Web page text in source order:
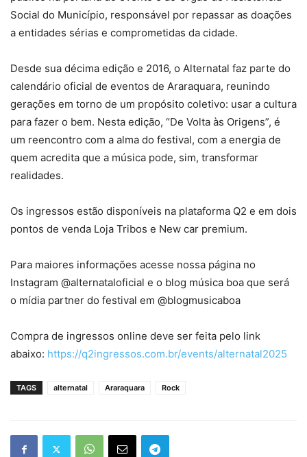
Social do Município, responsável por repassar as doações
a entidades sérias e comprometidas da cidade.
Desde sua décima edição e 2016, o Alternatal faz parte do
calendário oficial de eventos de Araraquara, reunindo
gerações em torno de um propósito coletivo: usar a cultura
para fazer o bem. Nesta edição, “De Volta às Origens”, é
um reencontro com a alma do festival, com a energia de
quem acredita que a música pode, sim, transformar
realidades.
Os ingressos estão disponíveis na plataforma Q2 e em dois
pontos de venda Loja Tribos e New car premium.
Para maiores informações acesse nossa página no
Instagram @alternataloficial e o blog música boa que será
o mídia partner do festival em @blogmusicaboa
Compra de ingressos online deve ser feita pelo link
abaixo: https://q2ingressos.com.br/events/alternatal2025
TAGS alternatal Araraquara Rock